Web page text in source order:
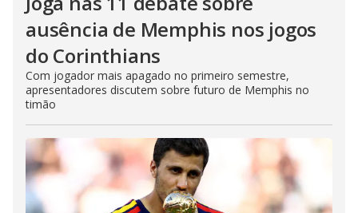
ausência de Memphis nos jogos
do Corinthians
Com jogador mais apagado no primeiro semestre,
apresentadores discutem sobre futuro de Memphis no
timão